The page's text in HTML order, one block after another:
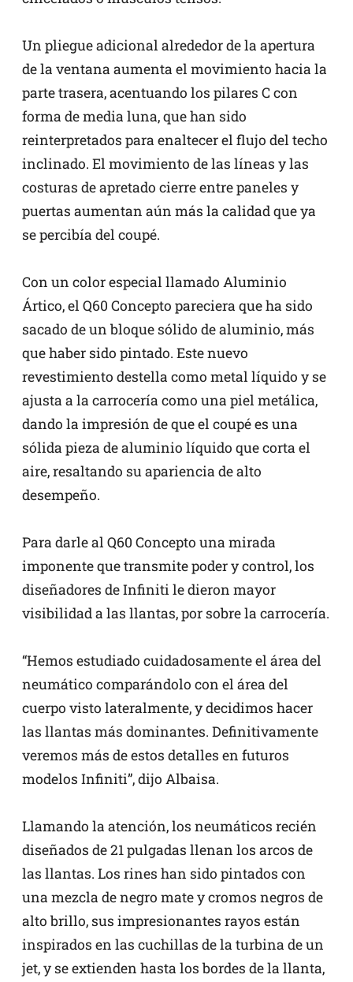
Un pliegue adicional alrededor de la apertura
de la ventana aumenta el movimiento hacia la
parte trasera, acentuando los pilares C con
forma de media luna, que han sido
reinterpretados para enaltecer el flujo del techo
inclinado. El movimiento de las líneas y las
costuras de apretado cierre entre paneles y
puertas aumentan aún más la calidad que ya
se percibía del coupé.
Con un color especial llamado Aluminio
Ártico, el Q60 Concepto pareciera que ha sido
sacado de un bloque sólido de aluminio, más
que haber sido pintado. Este nuevo
revestimiento destella como metal líquido y se
ajusta a la carrocería como una piel metálica,
dando la impresión de que el coupé es una
sólida pieza de aluminio líquido que corta el
aire, resaltando su apariencia de alto
desempeño.
Para darle al Q60 Concepto una mirada
imponente que transmite poder y control, los
diseñadores de Infiniti le dieron mayor
visibilidad a las llantas, por sobre la carrocería.
“Hemos estudiado cuidadosamente el área del
neumático comparándolo con el área del
cuerpo visto lateralmente, y decidimos hacer
las llantas más dominantes. Definitivamente
veremos más de estos detalles en futuros
modelos Infiniti”, dijo Albaisa.
Llamando la atención, los neumáticos recién
diseñados de 21 pulgadas llenan los arcos de
las llantas. Los rines han sido pintados con
una mezcla de negro mate y cromos negros de
alto brillo, sus impresionantes rayos están
inspirados en las cuchillas de la turbina de un
jet, y se extienden hasta los bordes de la llanta,